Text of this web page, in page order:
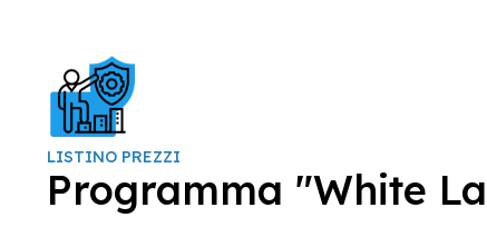
LISTINO PREZZI
Programma "White